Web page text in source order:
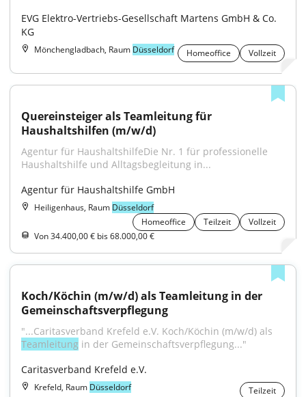
EVG Elektro-Vertriebs-Gesellschaft Martens GmbH & Co.
KG
Mönchengladbach, Raum Düsseldorf Homeoffice Vollzeit
Quereinsteiger als Teamleitung für
Haushaltshilfen (m/w/d)
Agentur für HaushaltshilfeDie Nr. 1 für professionelle
Haushaltshilfe und Alltagsbegleitung in...
Agentur für Haushaltshilfe GmbH
Heiligenhaus, Raum Düsseldorf
Homeoffice
Teilzeit
Vollzeit
Von 34.400,00 € bis 68.000,00 €
Koch/Köchin (m/w/d) als Teamleitung in der
Gemeinschaftsverpflegung
Teamleitung in der Gemeinschaftsverpflegung..."
Caritasverband Krefeld e.V.
Krefeld, Raum Düsseldorf Teilzeit